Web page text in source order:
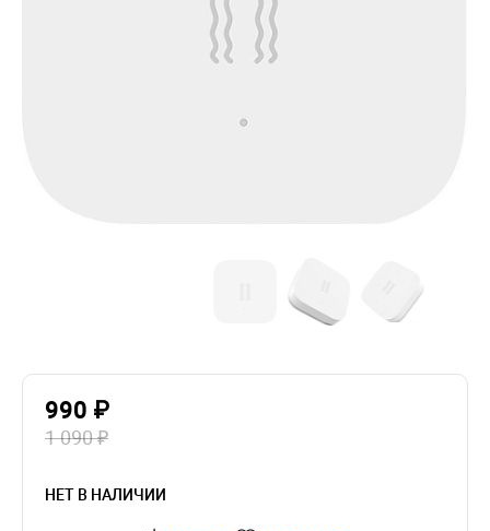
990 ₽
1 090 ₽
НЕТ В НАЛИЧИИ